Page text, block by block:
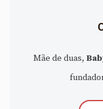
Mãe de duas,